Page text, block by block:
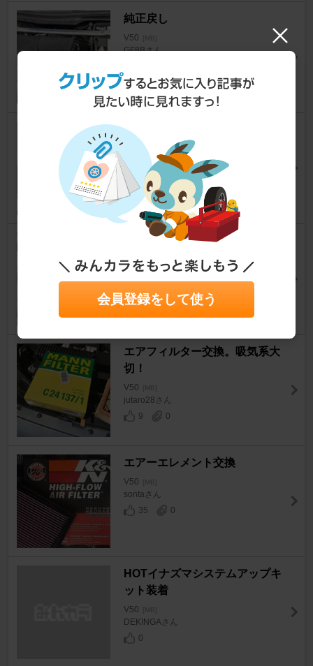
純正戻し
V50 [MB]
GF8Bさん
エアクリーナー交換
[MB]
magnax5さん
エアフィルター交換
V50 [MB]
GF8Bさん
エアフィルター交換。吸気系大
切！
V50 [MB]
jutaro28さん
9
0
エアーエレメント交換
V50 [MB]
sontaさん
35
0
HOTイナズマシステムアップキ
ット装着
V50 [MB]
DEKINGAさん
0
会員登録をして使う